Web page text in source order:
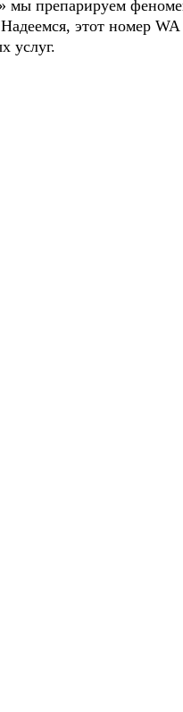
мы препарируем
этот номер WA
услуг.